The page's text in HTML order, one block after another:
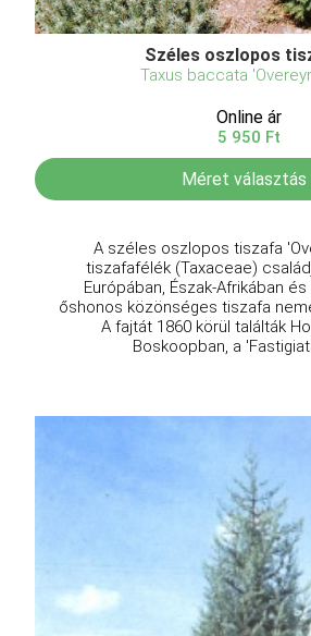
Széles oszlopos
Taxus baccata
Online ár
5 950 Ft
Méret választás
A széles oszlopos tiszafa
tiszafafélék (Taxaceae)
Európában, Észak-Afrikában
őshonos közönséges tiszafa
A fajtát 1860 körül találták
Boskoopban, a